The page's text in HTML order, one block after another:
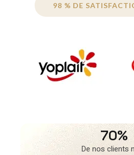
98 % DE
70%
De nos clients